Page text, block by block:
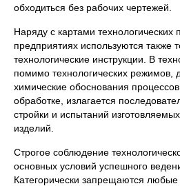
обходиться без рабочих чертежей.
Наряду с картами технологических
предприятиях используются также
технологические инструк­ции. В
помимо технологических режи­мов,
химические обоснования
обработке, излагается
стройки и испытаний
изделий.
Строгое соблюдение
основ­ных условий успешного
Категорически запре­щаются